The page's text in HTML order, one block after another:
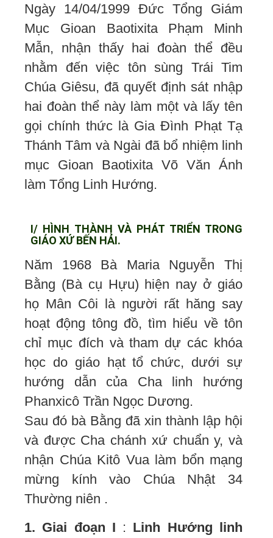
Ngày 14/04/1999 Đức Tổng Giám
Mục Gioan Baotixita Phạm Minh
Mẫn, nhận thấy hai đoàn thể đều
nhằm đến việc tôn sùng Trái Tim
Chúa Giêsu, đã quyết định sát nhập
hai đoàn thể này làm một và lấy tên
gọi chính thức là Gia Đình Phạt Tạ
Thánh Tâm và Ngài đã bổ nhiệm linh
mục Gioan Baotixita Võ Văn Ánh
làm Tổng Linh Hướng.
I/ HÌNH THÀNH VÀ PHÁT TRIỂN TRONG
GIÁO XỨ BẾN HẢI.
Năm 1968 Bà Maria Nguyễn Thị
Bằng (Bà cụ Hựu) hiện nay ở giáo
họ Mân Côi là người rất hăng say
hoạt động tông đồ, tìm hiểu về tôn
chỉ mục đích và tham dự các khóa
học do giáo hạt tổ chức, dưới sự
hướng dẫn của Cha linh hướng
Phanxicô Trần Ngọc Dương.
Sau đó bà Bằng đã xin thành lập hội
và được Cha chánh xứ chuẩn y, và
nhận Chúa Kitô Vua làm bổn mạng
mừng kính vào Chúa Nhật 34
Thường niên .
1. Giai đoạn I : Linh Hướng linh